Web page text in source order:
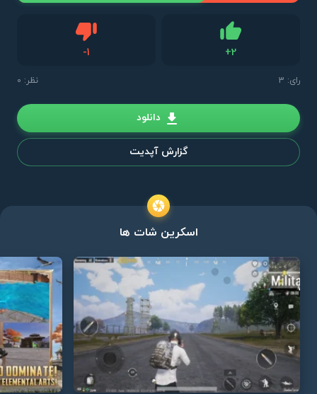
+2
-1
رای: 3 نظر: 0
دانلود
گزارش آپدیت
اسکرین شات ها